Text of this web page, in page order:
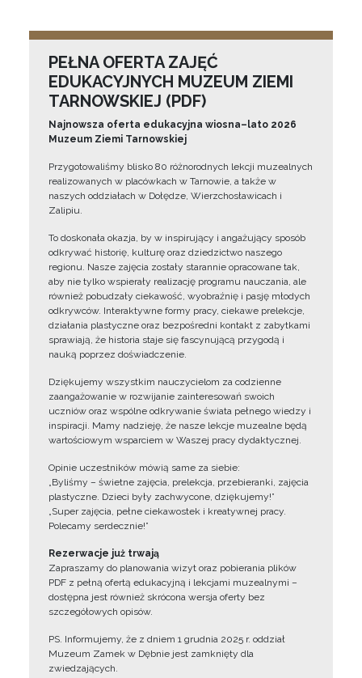
PEŁNA OFERTA ZAJĘĆ
EDUKACYJNYCH MUZEUM ZIEMI
TARNOWSKIEJ (PDF)
Najnowsza oferta edukacyjna wiosna–lato 2026
Muzeum Ziemi Tarnowskiej
Przygotowaliśmy blisko 80 różnorodnych lekcji muzealnych
realizowanych w placówkach w Tarnowie, a także w
naszych oddziałach w Dołędze, Wierzchosławicach i
Zalipiu.
To doskonała okazja, by w inspirujący i angażujący sposób
odkrywać historię, kulturę oraz dziedzictwo naszego
regionu. Nasze zajęcia zostały starannie opracowane tak,
aby nie tylko wspierały realizację programu nauczania, ale
również pobudzały ciekawość, wyobraźnię i pasję młodych
odkrywców. Interaktywne formy pracy, ciekawe prelekcje,
działania plastyczne oraz bezpośredni kontakt z zabytkami
sprawiają, że historia staje się fascynującą przygodą i
nauką poprzez doświadczenie.
Dziękujemy wszystkim nauczycielom za codzienne
zaangażowanie w rozwijanie zainteresowań swoich
uczniów oraz wspólne odkrywanie świata pełnego wiedzy i
inspiracji. Mamy nadzieję, że nasze lekcje muzealne będą
wartościowym wsparciem w Waszej pracy dydaktycznej.
Opinie uczestników mówią same za siebie:
„Byliśmy – świetne zajęcia, prelekcja, przebieranki, zajęcia
plastyczne. Dzieci były zachwycone, dziękujemy!”
„Super zajęcia, pełne ciekawostek i kreatywnej pracy.
Polecamy serdecznie!”
Rezerwacje już trwają
Zapraszamy do planowania wizyt oraz pobierania plików
PDF z pełną ofertą edukacyjną i lekcjami muzealnymi –
dostępna jest również skrócona wersja oferty bez
szczegółowych opisów.
PS. Informujemy, że z dniem 1 grudnia 2025 r. oddział
Muzeum Zamek w Dębnie jest zamknięty dla
zwiedzających.